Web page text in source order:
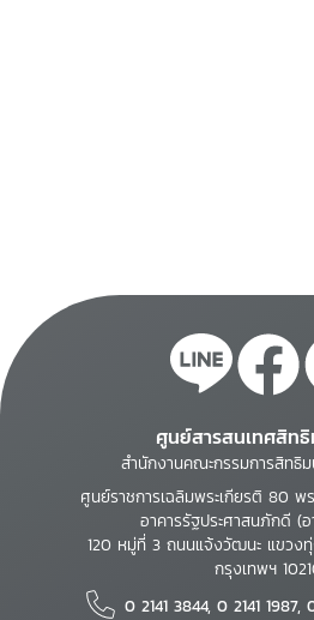
ศูนย์สารสนเทศสิท
สำนักงานคณะกรรมการสิทธิ
ศูนย์ราชการเฉลิมพระเกียรติ 80
อาคารรัฐประศาสนภักดี (
120 หมู่ที่ 3 ถนนแจ้งวัฒนะ แขวง
กรุงเทพฯ
0 2141 3844, 0 2141 1987,